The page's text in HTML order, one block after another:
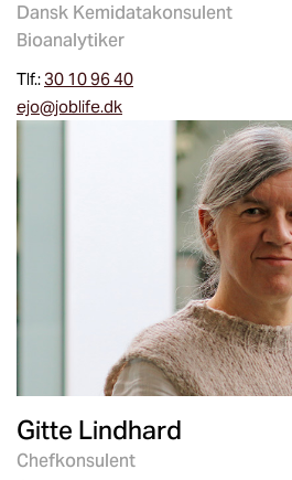
Dansk Kemidatakonsulent
Bioanalytiker
Tlf.:30 10 96 40
ejo@joblife.dk
Gitte Lindhard
Chefkonsulent